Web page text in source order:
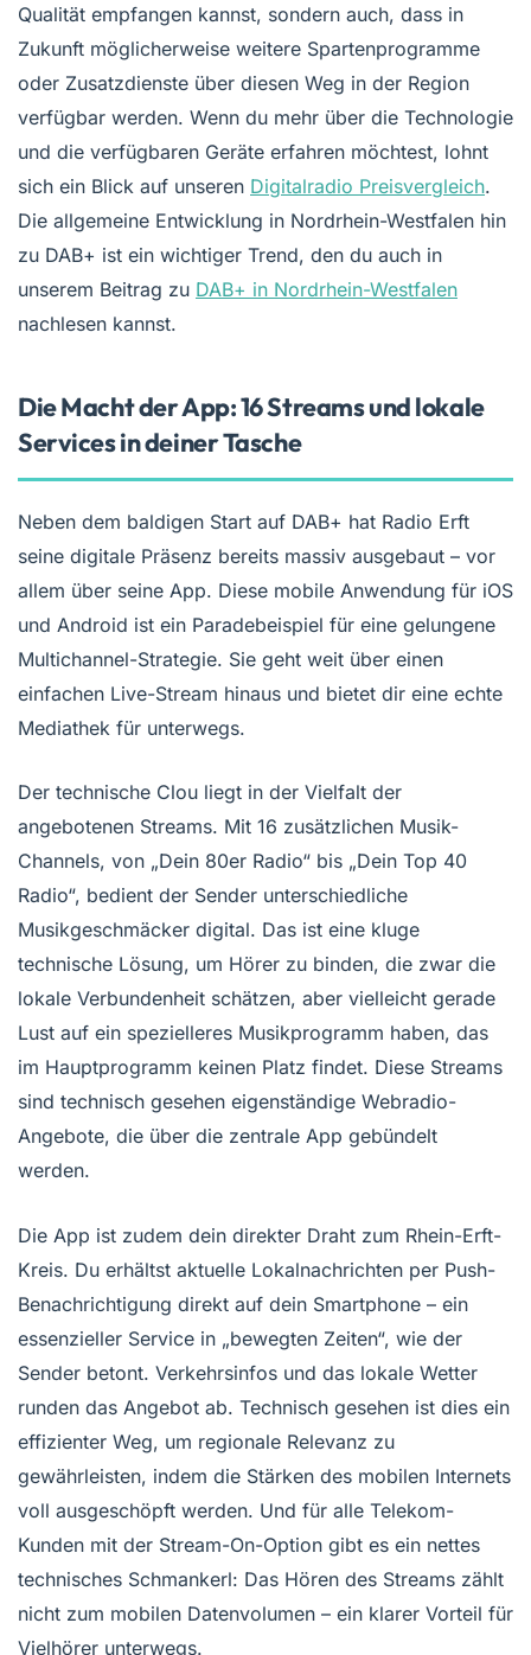
Qualität empfangen kannst, sondern auch, dass in
Zukunft möglicherweise weitere Spartenprogramme
oder Zusatzdienste über diesen Weg in der Region
verfügbar werden. Wenn du mehr über die Technologie
und die verfügbaren Geräte erfahren möchtest, lohnt
sich ein Blick auf unseren Digitalradio Preisvergleich.
Die allgemeine Entwicklung in Nordrhein-Westfalen hin
zu DAB+ ist ein wichtiger Trend, den du auch in
unserem Beitrag zu DAB+ in Nordrhein-Westfalen
nachlesen kannst.
Die Macht der App: 16 Streams und lokale
Services in deiner Tasche
Neben dem baldigen Start auf DAB+ hat Radio Erft
seine digitale Präsenz bereits massiv ausgebaut – vor
allem über seine App. Diese mobile Anwendung für iOS
und Android ist ein Paradebeispiel für eine gelungene
Multichannel-Strategie. Sie geht weit über einen
einfachen Live-Stream hinaus und bietet dir eine echte
Mediathek für unterwegs.
Der technische Clou liegt in der Vielfalt der
angebotenen Streams. Mit 16 zusätzlichen Musik-
Channels, von „Dein 80er Radio“ bis „Dein Top 40
Radio“, bedient der Sender unterschiedliche
Musikgeschmäcker digital. Das ist eine kluge
technische Lösung, um Hörer zu binden, die zwar die
lokale Verbundenheit schätzen, aber vielleicht gerade
Lust auf ein spezielleres Musikprogramm haben, das
im Hauptprogramm keinen Platz findet. Diese Streams
sind technisch gesehen eigenständige Webradio-
Angebote, die über die zentrale App gebündelt
werden.
Die App ist zudem dein direkter Draht zum Rhein-Erft-
Kreis. Du erhältst aktuelle Lokalnachrichten per Push-
Benachrichtigung direkt auf dein Smartphone – ein
essenzieller Service in „bewegten Zeiten“, wie der
Sender betont. Verkehrsinfos und das lokale Wetter
runden das Angebot ab. Technisch gesehen ist dies ein
effizienter Weg, um regionale Relevanz zu
gewährleisten, indem die Stärken des mobilen Internets
voll ausgeschöpft werden. Und für alle Telekom-
Kunden mit der Stream-On-Option gibt es ein nettes
technisches Schmankerl: Das Hören des Streams zählt
nicht zum mobilen Datenvolumen – ein klarer Vorteil für
Vielhörer unterwegs.